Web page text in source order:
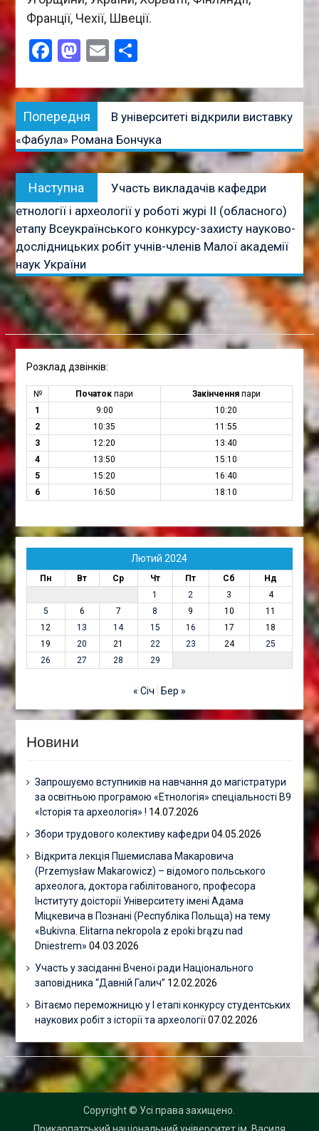
Франції, Чехії, Швеції.
Facebook
Mastodon
EmailПоділитися
Навігація
записів
Попередня
публікація:
В університеті відкрили виставку
«Фабула» Романа Бончука
Наступна
публікація:
Участь викладачів кафедри
етнології і археології у роботі журі ІІ (обласного)
етапу Всеукраїнського конкурсу-захисту науково-
дослідницьких робіт учнів-членів Малої академії
наук України
Розклад дзвінків:
№ Початок пари Закінченняпари
1
9:00
10:20
2
10:35
11:55
3
12:20
13:40
4
13:50
15:10
5
15:20
16:40
6
16:50 18:10
Лютий 2024
Пн Вт Ср Чт Пт Сб
Нд
1
2 3
4
5
6 7 8 9 10
11
12
13 14 15 16 17
18
19
20 21 22 23 24
25
26
27 28 29
« Січ Бер »
Новини
Запрошуємо вступників на навчання до магістратури
за освітньою програмою «Етнологія» спеціальності В9
«Історія та археологія» ! 14.07.2026
Збори трудового колективу кафедри 04.05.2026
Відкрита лекція Пшемислава Макаровича
(Przemysław Makarowicz) – відомого польського
археолога, доктора габілітованого, професора
Інституту доісторії Університету імені Адама
Міцкевича в Познані (Республіка Польща) на тему
«Bukivna. Elitarna nekropola z epoki brązu nad
Dniestrem» 04.03.2026
Участь у засіданні Вченої ради Національного
заповідника “Давній Галич” 12.02.2026
Вітаємо переможницю у І етапі конкурсу студентських
наукових робіт з історії та археології 07.02.2026
Copyright © Усі права захищено.